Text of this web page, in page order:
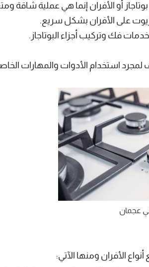
أو الأفران إنما هي عملية شاقة
على الأفران بشكل سريع.
فك وتركيب أجزاء البوتاجاز.
لمجرد استخدام الأدوات والمهارات
عجمان
الأفران ومنها الآتي: